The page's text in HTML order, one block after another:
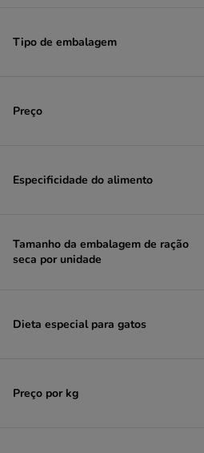
SPECIFIC Veterinary Diet
Simpsons Premium
Taste of the Wild
Trovet
Venandi Animal
Wiejska Zagroda Cat
Yarrah
Tipo de embalagem
Preço
Especificidade do alimento
Tamanho da embalagem de ração
seca por unidade
Dieta especial para gatos
Preço por kg